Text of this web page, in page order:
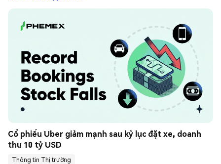
Cổ phiếu Uber giảm mạnh sau kỷ lục đặt xe, doanh
thu 10 tỷ USD
Thông tin Thị trường